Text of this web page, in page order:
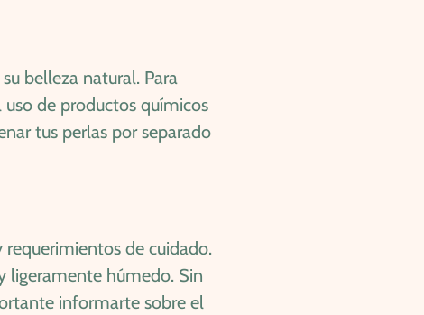
belleza natural. Para
de productos químicos
tus perlas por separado
requerimientos de cuidado.
ligeramente húmedo. Sin
informarte sobre el